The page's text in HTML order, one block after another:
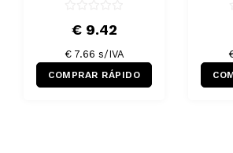
€ 9.42
€ 7.66 s/IVA
COMPRAR RÁPIDO